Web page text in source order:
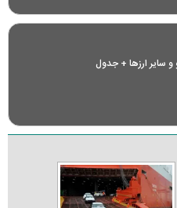
و سایر ارز‌ها + جدول